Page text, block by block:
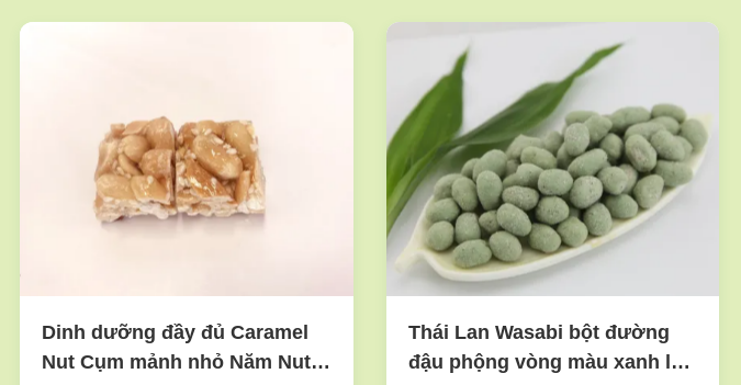
Dinh dưỡng đầy đủ Caramel
Nut Cụm mảnh nhỏ Năm Nuts
Thái Lan Wasabi bột đường
đậu phộng vòng màu xanh lá